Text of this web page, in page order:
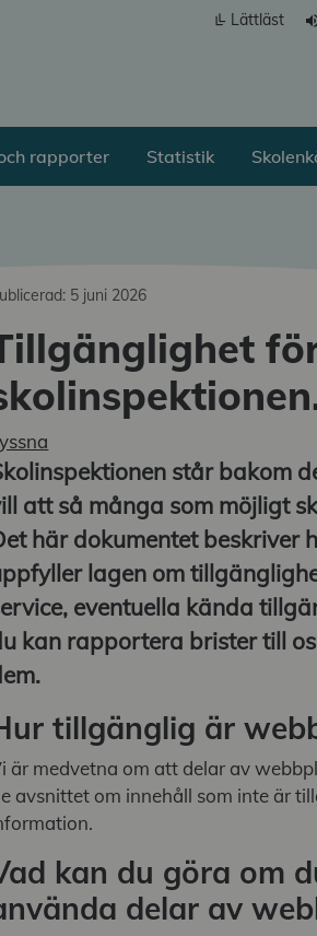
Lättläst
rapporter Statistik
5 juni 2026
står bakom
att så många som möjligt
här dokumentet beskriver
lagen om
eventuella kända
kan rapportera brister till
tillgänglig är
är medvetna om att delar av
avsnittet om innehåll som inte är
kan du göra om
delar av